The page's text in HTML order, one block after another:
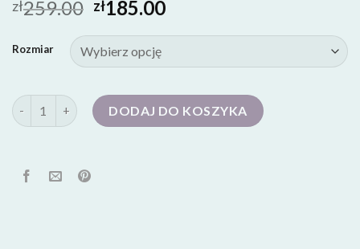
zł259.00 zł185.00
Rozmiar
ilość wojas buty DODAJ DO KOSZYKA